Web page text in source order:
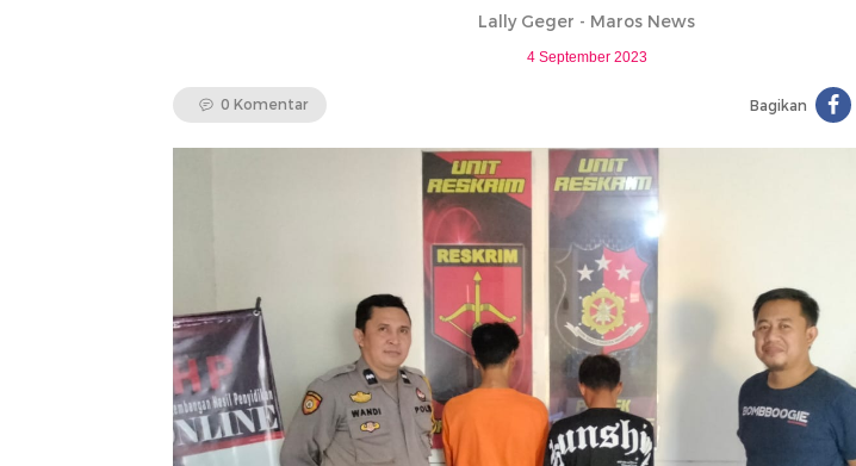
Lally Geger - Maros News
4 September 2023
0 Komentar Bagikan